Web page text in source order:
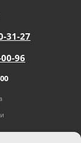
31-27
96